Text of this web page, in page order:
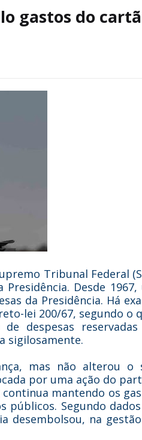
gastos do
Tribunal Federal
Desde 1967,
da Presidência. Há
lei 200/67, segundo o
despesas
sigilosamente.
mas não alterou o
por uma ação do
continua mantendo os
públicos. Segundo
desembolsou, na